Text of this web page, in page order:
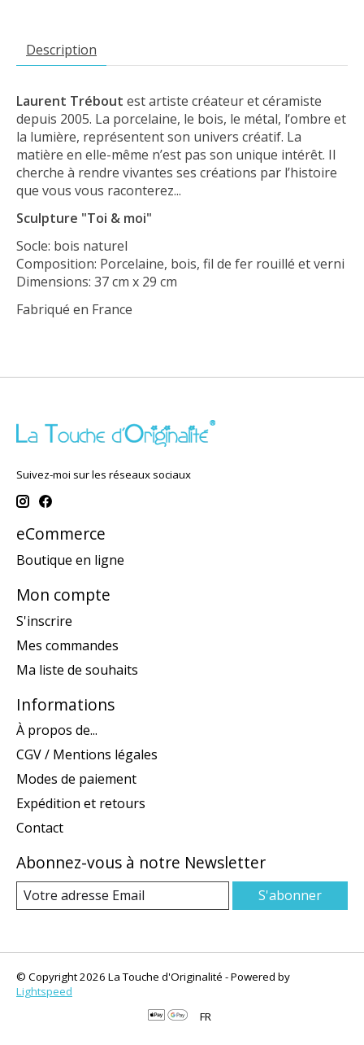
Description
Laurent Trébout est artiste créateur et céramiste
depuis 2005. La porcelaine, le bois, le métal, l’ombre et
la lumière, représentent son univers créatif. La
matière en elle-même n’est pas son unique intérêt. Il
cherche à rendre vivantes ses créations par l’histoire
que vous vous raconterez...
Sculpture "Toi & moi"
Socle: bois naturel
Composition: Porcelaine, bois, fil de fer rouillé et verni
Dimensions: 37 cm x 29 cm
Fabriqué en France
Suivez-moi sur les réseaux sociaux
eCommerce
Boutique en ligne
Mon compte
S'inscrire
Mes commandes
Ma liste de souhaits
Informations
À propos de...
CGV / Mentions légales
Modes de paiement
Expédition et retours
Contact
Abonnez-vous à notre Newsletter
S'abonner
© Copyright 2026 La Touche d'Originalité - Powered by
Lightspeed
FR